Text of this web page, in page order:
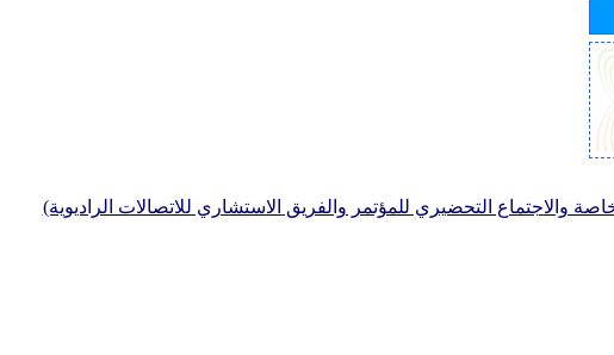
والاجتماع التحضيري للمؤتمر والفريق الاستشاري للاتصالات الراديوية)